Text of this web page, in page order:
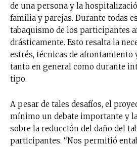
de una persona y la
familia y parejas. Durante todas
tabaquismo de los participantes
drásticamente. Esto resalta la
estrés, técnicas de afrontamiento
tanto en general como durante
tipo.
A pesar de tales desafíos, el
mínimo un debate importante y
sobre la reducción del daño del
participantes. “Nos permitió